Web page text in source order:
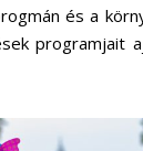
és a
programjait